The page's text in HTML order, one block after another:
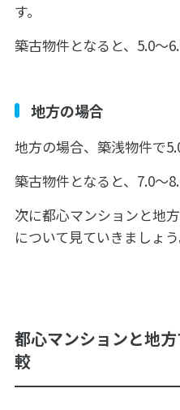
す。
築古物件となると、5.0〜
地方の場合
地方の場合、築浅物件で
築古物件となると、7.0〜
次に都心マンションと地
について見ていきましょう
都心マンションと地
較